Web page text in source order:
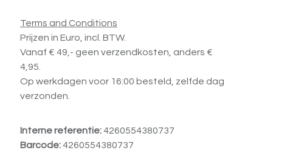
Terms and Conditions
Prijzen in Euro, incl. BTW.
Vanaf € 49,- geen verzendkosten, anders €
4,95.
Op werkdagen voor 16:00 besteld, zelfde dag
verzonden.
Interne referentie:4260554380737
Barcode:4260554380737